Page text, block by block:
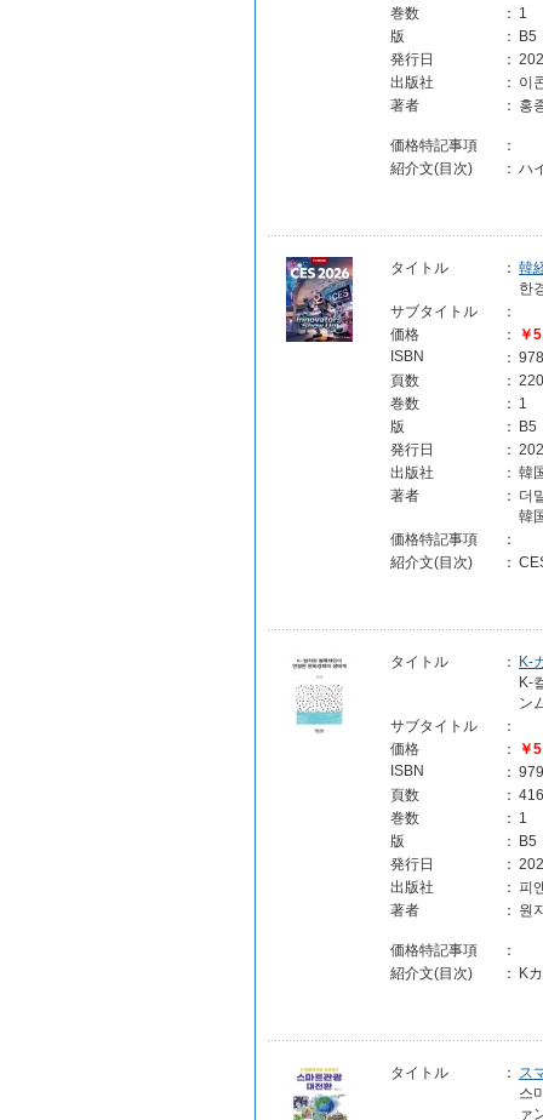
巻数
： 1
版
：
B5
発行日
：
出版社
： 이
著者
： 홍
価格特記事項
：
紹介文(目次)
： ハ
タイトル ： 韓
한
サブタイトル
：
価格
：
￥
ISBN
：
頁数
： 220
巻数
： 1
版
：
B5
発行日
：
出版社
： 韓
著者
： 더
韓
価格特記事項
：
紹介文(目次)
：
タイトル ：
K-
K-
ン
サブタイトル
：
価格
：
￥
ISBN
：
頁数
： 416
巻数
： 1
版
：
B5
発行日
：
出版社
： 피
著者
： 원
価格特記事項
：
紹介文(目次)
： K
タイトル ： ス
스
ァ